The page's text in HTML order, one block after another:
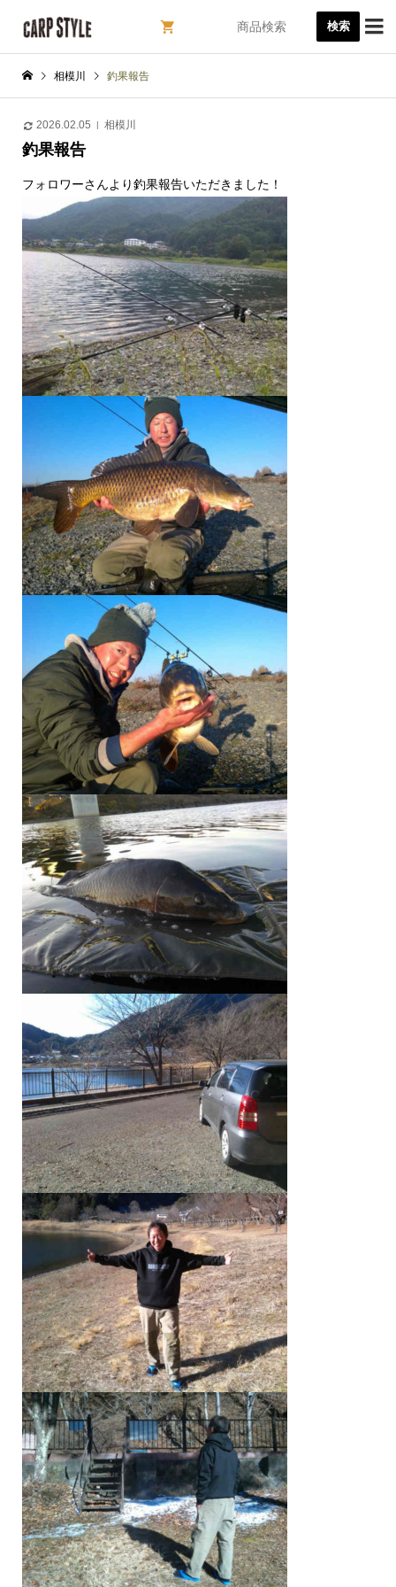
検索 
相模川 釣果報告
2026.02.05 相模川
釣果報告
フォロワーさんより釣果報告いただきました！